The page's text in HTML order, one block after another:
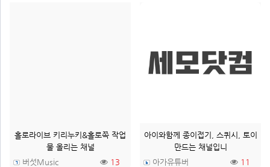
홀로라이브 키리누키&홀로쪽 작업
물 올리는 채널
버섯Music
13
아이와함께 종이접기, 스퀴시, 토이
만드는 채널입니
아가유튜버
11